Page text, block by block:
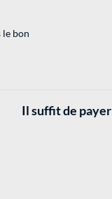
le bon
Il suffit de payer